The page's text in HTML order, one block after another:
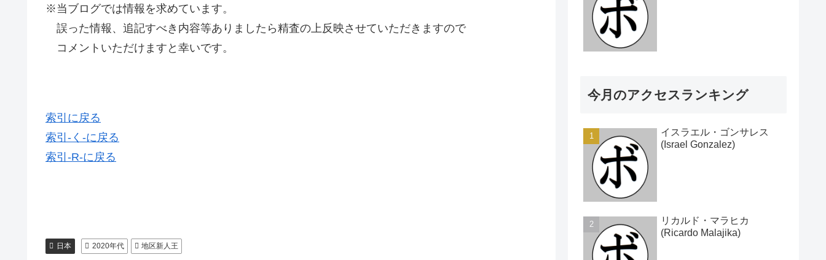
※当ブログでは情報を求めています。
誤った情報、追記すべき内容等ありましたら精査の上反映させていただきますので
コメントいただけますと幸いです。
索引に戻る
索引-く-に戻る
索引-R-に戻る
日本 2020年代 地区新人王
今月のアクセスランキング
イスラエル・ゴンサレス
(Israel Gonzalez)
リカルド・マラヒカ
(Ricardo Malajika)